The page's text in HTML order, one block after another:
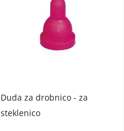
Duda za drobnico - za
steklenico